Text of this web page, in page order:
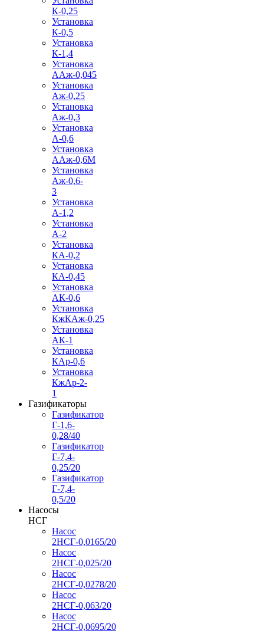
К-0,25
Установка
К-0,5
Установка
К-1,4
Установка
ААж-0,045
Установка
Аж-0,25
Установка
Аж-0,3
Установка
А-0,6
Установка
ААж-0,6М
Установка
Аж-0,6-
3
Установка
А-1,2
Установка
А-2
Установка
КА-0,2
Установка
КА-0,45
Установка
АК-0,6
Установка
КжКАж-0,25
Установка
АК-1
Установка
КАр-0,6
Установка
КжАр-2-
1
Газификаторы
Газификатор
Г-1,6-
0,28/40
Газификатор
Г-7,4-
0,25/20
Газификатор
Г-7,4-
0,5/20
Насосы
НСГ
Насос
2НСГ-0,0165/20
Насос
2НСГ-0,025/20
Насос
2НСГ-0,0278/20
Насос
2НСГ-0,063/20
Насос
2НСГ-0,0695/20